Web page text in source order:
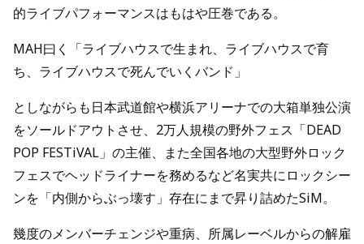
的ライブパフォーマンスはもはや圧巻である。
MAH曰く「ライブハウスで生まれ、ライブハウスで育
ち、ライブハウスで死んでいくバンド」
としながらも日本武道館や横浜アリーナでの大箱単独公演
をソールドアウトさせ、2万人規模の野外フェス「DEAD
POP FESTiVAL」の主催、また全国各地の大型野外ロック
フェスでヘッドライナーを務めるなど名実共にロックシー
ンを「内側からぶっ壊す」存在にまで昇り詰めたSiM。
幾度のメンバーチェンジや重病、所属レーベルからの解雇